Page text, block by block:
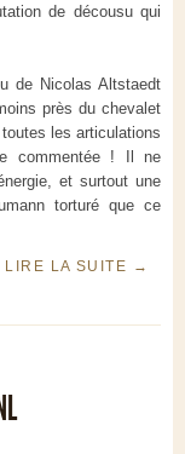
de décousu qui
de Nicolas Altstaedt
près du chevalet
les articulations
commentée ! Il ne
et surtout une
torturé que ce
LIRE LA SUITE →